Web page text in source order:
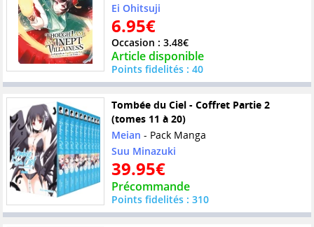
Ei Ohitsuji
6.95€
Occasion : 3.48€
Article disponible
Points fidelités : 40
Tombée du Ciel - Coffret Partie 2
(tomes 11 à 20)
Meian - Pack Manga
Suu Minazuki
39.95€
Précommande
Points fidelités : 310